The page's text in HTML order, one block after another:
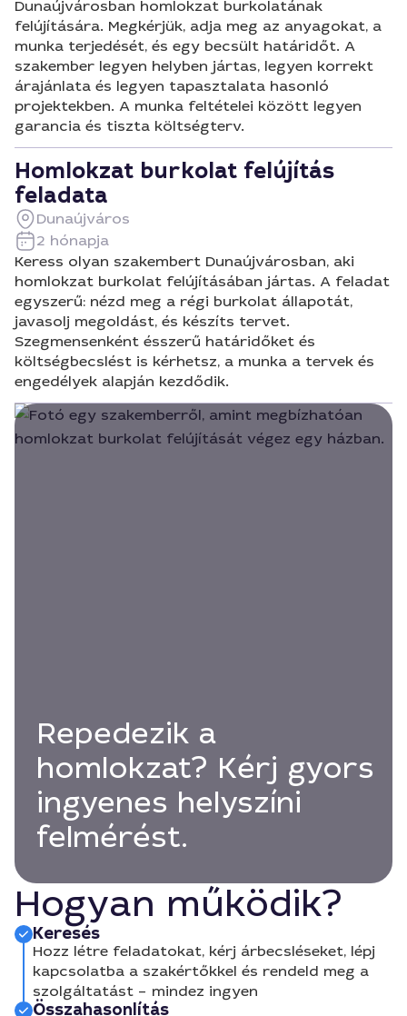
Dunaújvárosban homlokzat burkolatának
felújítására. Megkérjük, adja meg az anyagokat, a
munka terjedését, és egy becsült határidőt. A
szakember legyen helyben jártas, legyen korrekt
árajánlata és legyen tapasztalata hasonló
projektekben. A munka feltételei között legyen
garancia és tiszta költségterv.
Homlokzat burkolat felújítás
feladata
Dunaújváros
2 hónapja
Keress olyan szakembert Dunaújvárosban, aki
homlokzat burkolat felújításában jártas. A feladat
egyszerű: nézd meg a régi burkolat állapotát,
javasolj megoldást, és készíts tervet.
Szegmensenként ésszerű határidőket és
költségbecslést is kérhetsz, a munka a tervek és
engedélyek alapján kezdődik.
Repedezik a
homlokzat? Kérj gyors
ingyenes helyszíni
felmérést.
Hogyan működik?
Keresés
Hozz létre feladatokat, kérj árbecsléseket, lépj
kapcsolatba a szakértőkkel és rendeld meg a
szolgáltatást – mindez ingyen
Összahasonlítás